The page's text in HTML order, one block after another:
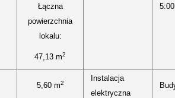
Łączna
powierzchnia
lokalu:
47,13 m2
5,60 m2
Instalacja
elektryczna